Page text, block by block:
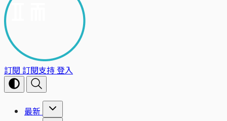
訂閱 訂閱支持登入
最新